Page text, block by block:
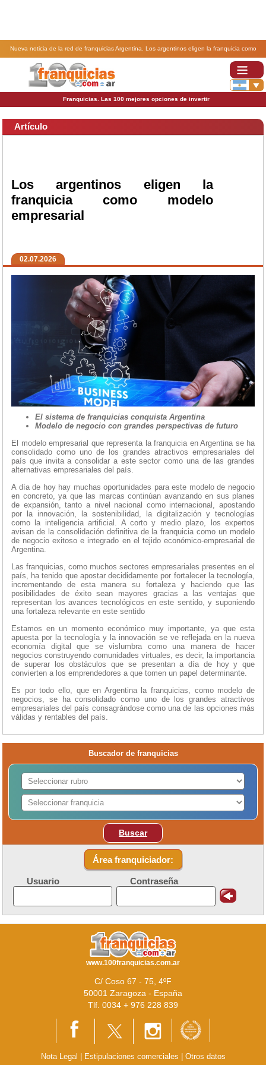
Nueva noticia de la red de franquicias Argentina. Los argentinos eligen la franquicia como
Franquicias. Las 100 mejores opciones de invertir
Artículo
Los argentinos eligen la
franquicia como modelo
empresarial
02.07.2026
El sistema de franquicias conquista Argentina
Modelo de negocio con grandes perspectivas de futuro
El modelo empresarial que representa la franquicia en Argentina se ha
consolidado como uno de los grandes atractivos empresariales del
país que invita a consolidar a este sector como una de las grandes
alternativas empresariales del país.
A día de hoy hay muchas oportunidades para este modelo de negocio
en concreto, ya que las marcas continúan avanzando en sus planes
de expansión, tanto a nivel nacional como internacional, apostando
por la innovación, la sostenibilidad, la digitalización y tecnologías
como la inteligencia artificial. A corto y medio plazo, los expertos
avisan de la consolidación definitiva de la franquicia como un modelo
de negocio exitoso e integrado en el tejido económico-empresarial de
Argentina.
Las franquicias, como muchos sectores empresariales presentes en el
país, ha tenido que apostar decididamente por fortalecer la tecnología,
incrementando de esta manera su fortaleza y haciendo que las
posibilidades de éxito sean mayores gracias a las ventajas que
representan los avances tecnológicos en este sentido, y suponiendo
una fortaleza relevante en este sentido
Estamos en un momento económico muy importante, ya que esta
apuesta por la tecnología y la innovación se ve reflejada en la nueva
economía digital que se vislumbra como una manera de hacer
negocios construyendo comunidades virtuales, es decir, la importancia
de superar los obstáculos que se presentan a día de hoy y que
convierten a los emprendedores a que tomen un papel determinante.
Es por todo ello, que en Argentina la franquicias, como modelo de
negocios, se ha consolidado como uno de los grandes atractivos
empresariales del país consagrándose como una de las opciones más
válidas y rentables del país.
Buscador de franquicias
Buscar
Área franquiciador:
Usuario Contraseña
www.100franquicias.com.ar
C/ Coso 67 - 75, 4ºF
50001 Zaragoza - España
Tlf. 0034 + 976 228 839
Nota Legal Estipulaciones comerciales Otros datos